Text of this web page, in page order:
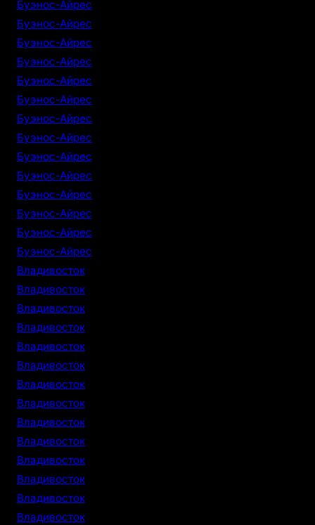
Буэнос-Айрес
Буэнос-Айрес
Буэнос-Айрес
Буэнос-Айрес
Буэнос-Айрес
Буэнос-Айрес
Буэнос-Айрес
Буэнос-Айрес
Буэнос-Айрес
Буэнос-Айрес
Буэнос-Айрес
Буэнос-Айрес
Буэнос-Айрес
Буэнос-Айрес
Владивосток
Владивосток
Владивосток
Владивосток
Владивосток
Владивосток
Владивосток
Владивосток
Владивосток
Владивосток
Владивосток
Владивосток
Владивосток
Владивосток